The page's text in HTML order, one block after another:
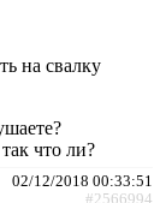
на свалку
что ли?
02/12/2018 00:33:51
#2566994